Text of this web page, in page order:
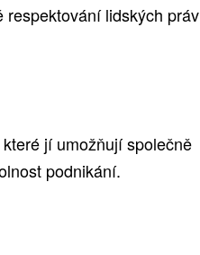
respektování lidských práv
jí umožňují společně
podnikání.